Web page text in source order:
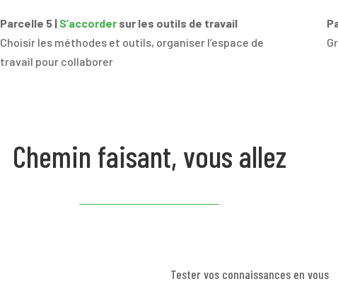
Parcelle 5 | S’accorder sur les outils de travail
Choisir les méthodes et outils, organiser l’espace de
travail pour collaborer
Chemin faisant, vous allez
Tester vos connaissances en vous